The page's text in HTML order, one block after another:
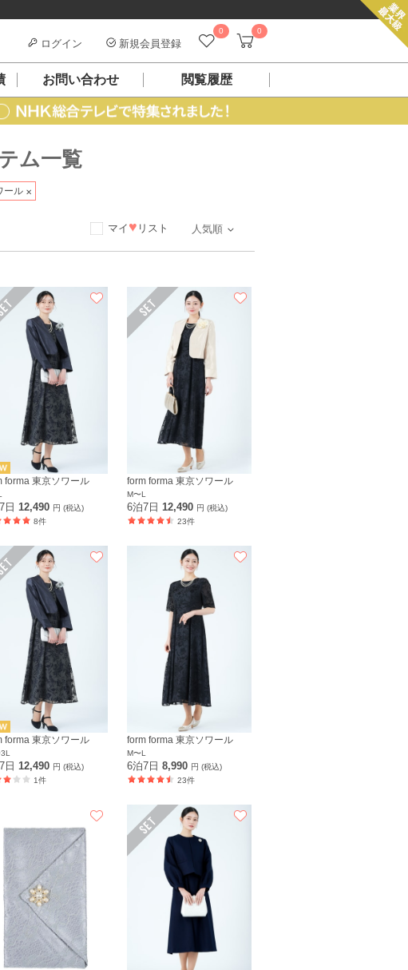
0 0
ログイン 新規会員登録
お問い合わせ 閲覧履歴
ム一覧
ール
マイ ♥ リスト 人気順
forma 東京ソワール
日 12,490 円 (税込)
8件
form forma 東京ソワール
M〜L
6泊7日 12,490 円 (税込)
23件
forma 東京ソワール
日 12,490 円 (税込)
1件
form forma 東京ソワール
M〜L
6泊7日 8,990 円 (税込)
23件